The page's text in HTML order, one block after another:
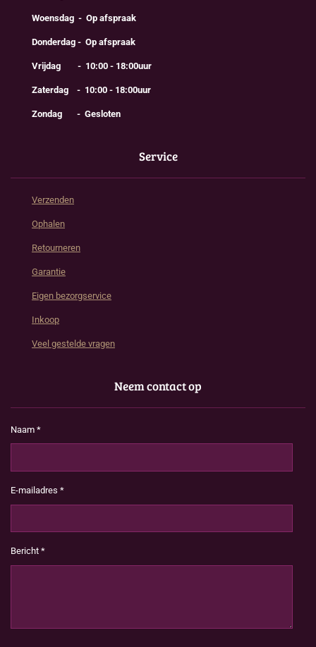
Woensdag - Op afspraak
Donderdag - Op afspraak
Vrijdag - 10:00 - 18:00uur
Zaterdag - 10:00 - 18:00uur
Zondag - Gesloten
Service
Verzenden
Ophalen
Retourneren
Garantie
Eigen bezorgservice
Inkoop
Veel gestelde vragen
Neem contact op
Naam *
E-mailadres *
Bericht *